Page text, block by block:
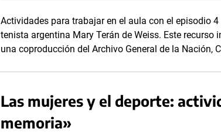
Actividades para trabajar en el aula con el episodio
tenista argentina Mary Terán de Weiss. Este recurso
una coproducción del Archivo General de la Nación,
Las mujeres y el deporte:
memoria»